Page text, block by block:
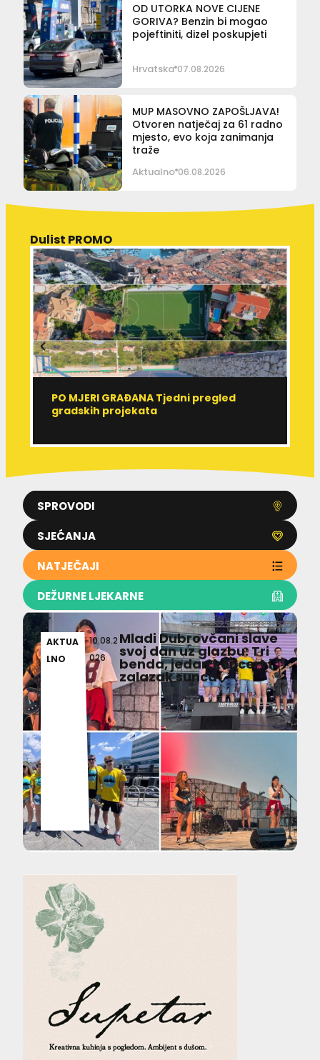
OD UTORKA NOVE CIJENE
GORIVA? Benzin bi mogao
pojeftiniti, dizel poskupjeti
Hrvatska 07.08.2026
MUP MASOVNO ZAPOŠLJAVA!
Otvoren natječaj za 61 radno
mjesto, evo koja zanimanja
traže
Aktualno 06.08.2026
SPROVODI
SJEĆANJA
NATJEČAJI
DEŽURNE LJEKARNE
Dulist PROMO
PO MJERI GRAĐANA Tjedni pregled
gradskih projekata
AKTUA
LNO
10.08.2
026
Mladi Dubrovčani slave
svoj dan uz glazbu: Tri
benda, jedan koncert i
zalazak sunca